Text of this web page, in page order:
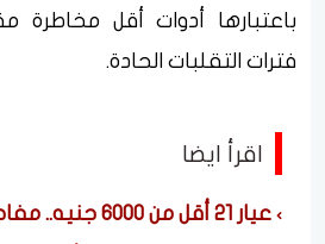
باعتبارها أدوات أقل مخاطرة
فترات التقلبات الحادة.
اقرأ ايضا
عيار 21 أقل من